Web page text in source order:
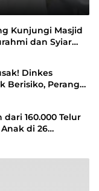
Kunjungi Masjid
dan Syiar
Dinkes
Berisiko, Perang
160.000 Telur
di 26